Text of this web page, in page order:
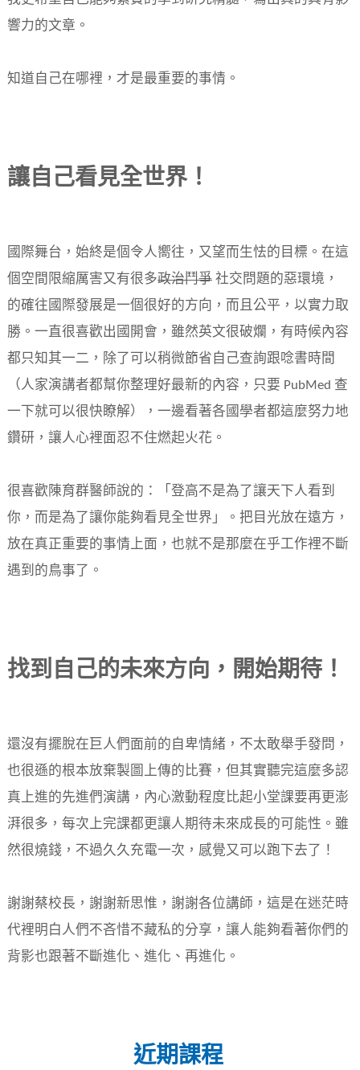
響力的文章。
知道自己在哪裡，才是最重要的事情。
讓自己看見全世界！
國際舞台，始終是個令人嚮往，又望而生怯的目標。在這
個空間限縮厲害又有很多政治鬥爭 社交問題的惡環境，
的確往國際發展是一個很好的方向，而且公平，以實力取
勝。一直很喜歡出國開會，雖然英文很破爛，有時候內容
都只知其一二，除了可以稍微節省自己查詢跟唸書時間
（人家演講者都幫你整理好最新的內容，只要 PubMed 查
一下就可以很快瞭解），一邊看著各國學者都這麼努力地
鑽研，讓人心裡面忍不住燃起火花。
很喜歡陳育群醫師說的：「登高不是為了讓天下人看到
你，而是為了讓你能夠看見全世界」。把目光放在遠方，
放在真正重要的事情上面，也就不是那麼在乎工作裡不斷
遇到的鳥事了。
找到自己的未來方向，開始期待！
還沒有擺脫在巨人們面前的自卑情緒，不太敢舉手發問，
也很遜的根本放棄製圖上傳的比賽，但其實聽完這麼多認
真上進的先進們演講，內心激動程度比起小堂課要再更澎
湃很多，每次上完課都更讓人期待未來成長的可能性。雖
然很燒錢，不過久久充電一次，感覺又可以跑下去了！
謝謝蔡校長，謝謝新思惟，謝謝各位講師，這是在迷茫時
代裡明白人們不吝惜不藏私的分享，讓人能夠看著你們的
背影也跟著不斷進化、進化、再進化。
近期課程